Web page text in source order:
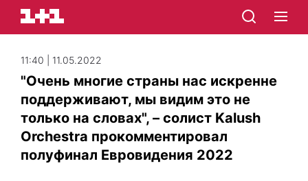
11:40 | 11.05.2022
"Очень многие страны нас искренне
поддерживают, мы видим это не
только на словах", – солист Kalush
Orchestra прокомментировал
полуфинал Евровидения 2022